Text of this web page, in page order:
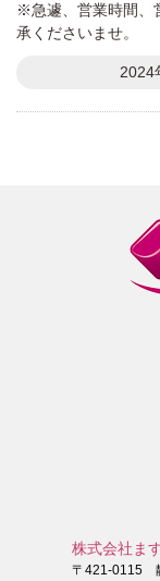
※急遽、営業時間、
承くださいませ。
2024
株式会社ま
〒421-0115